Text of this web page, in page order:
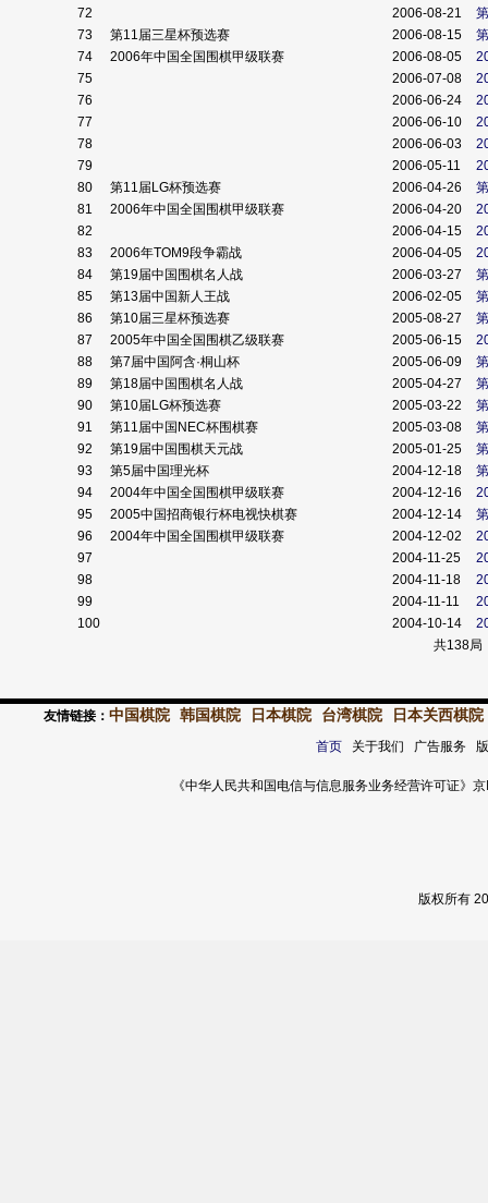
72
2006-08-21
73
第11届三星杯预选赛 2006-08-15
74
2006年中国全国围棋甲级联赛 2006-08-05
75
2006-07-08
76
2006-06-24
77
2006-06-10
78
2006-06-03
79
2006-05-11
80
第11届LG杯预选赛 2006-04-26
81
2006年中国全国围棋甲级联赛 2006-04-20
82
2006-04-15
83
2006年TOM9段争霸战 2006-04-05
84
第19届中国围棋名人战 2006-03-27
85
第13届中国新人王战 2006-02-05
86
第10届三星杯预选赛 2005-08-27
87
2005年中国全国围棋乙级联赛 2005-06-15
88
第7届中国阿含·桐山杯 2005-06-09
89
第18届中国围棋名人战 2005-04-27
90
第10届LG杯预选赛 2005-03-22
91
第11届中国NEC杯围棋赛 2005-03-08
92
第19届中国围棋天元战 2005-01-25
93
第5届中国理光杯 2004-12-18
94
2004年中国全国围棋甲级联赛 2004-12-16
95
2005中国招商银行杯电视快棋赛 2004-12-14
96
2004年中国全国围棋甲级联赛 2004-12-02
97
2004-11-25
98
2004-11-18
99
2004-11-11
100
2004-10-14
共138
友情链接： 中国棋院 韩国棋院 日本棋院 台湾棋院 日本关西棋院
首页关于我们 广告服务
《中华人民共和国电信与信息服务业务经营许可证
版权所有